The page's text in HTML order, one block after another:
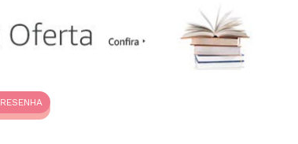
RESENHA